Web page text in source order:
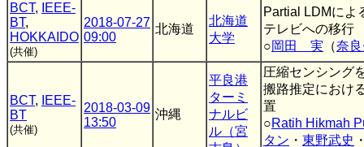
BCT,
IEEE-
BT,
HOKKAIDO
(共催)
2018-07-27
09:00
北海道
北海道
大学
Partial LDMによ
テレビへの移行
○岡田 実 （奈
BCT,
IEEE-
BT
(共催)
2018-03-09
13:50
沖縄
平良港
ターミ
ナルビ
ル（宮
圧縮センシング
搬路推定におけ
置
○Ratih Hikmah
タン ・ 東野武史